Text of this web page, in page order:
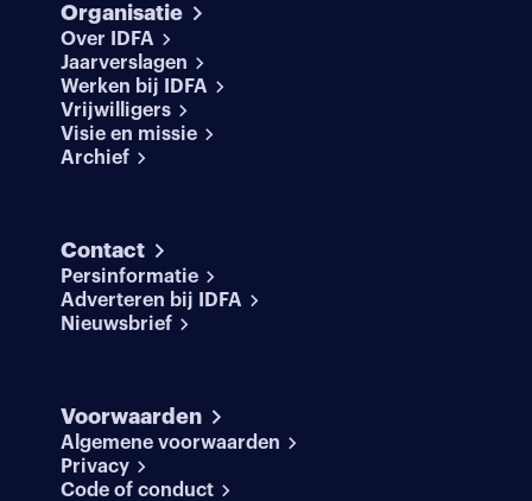
Organisatie
Over IDFA
Jaarverslagen
Werken bij IDFA
Vrijwilligers
Visie en missie
Archief
Contact
Persinformatie
Adverteren bij IDFA
Nieuwsbrief
Voorwaarden
Algemene voorwaarden
Privacy
Code of conduct